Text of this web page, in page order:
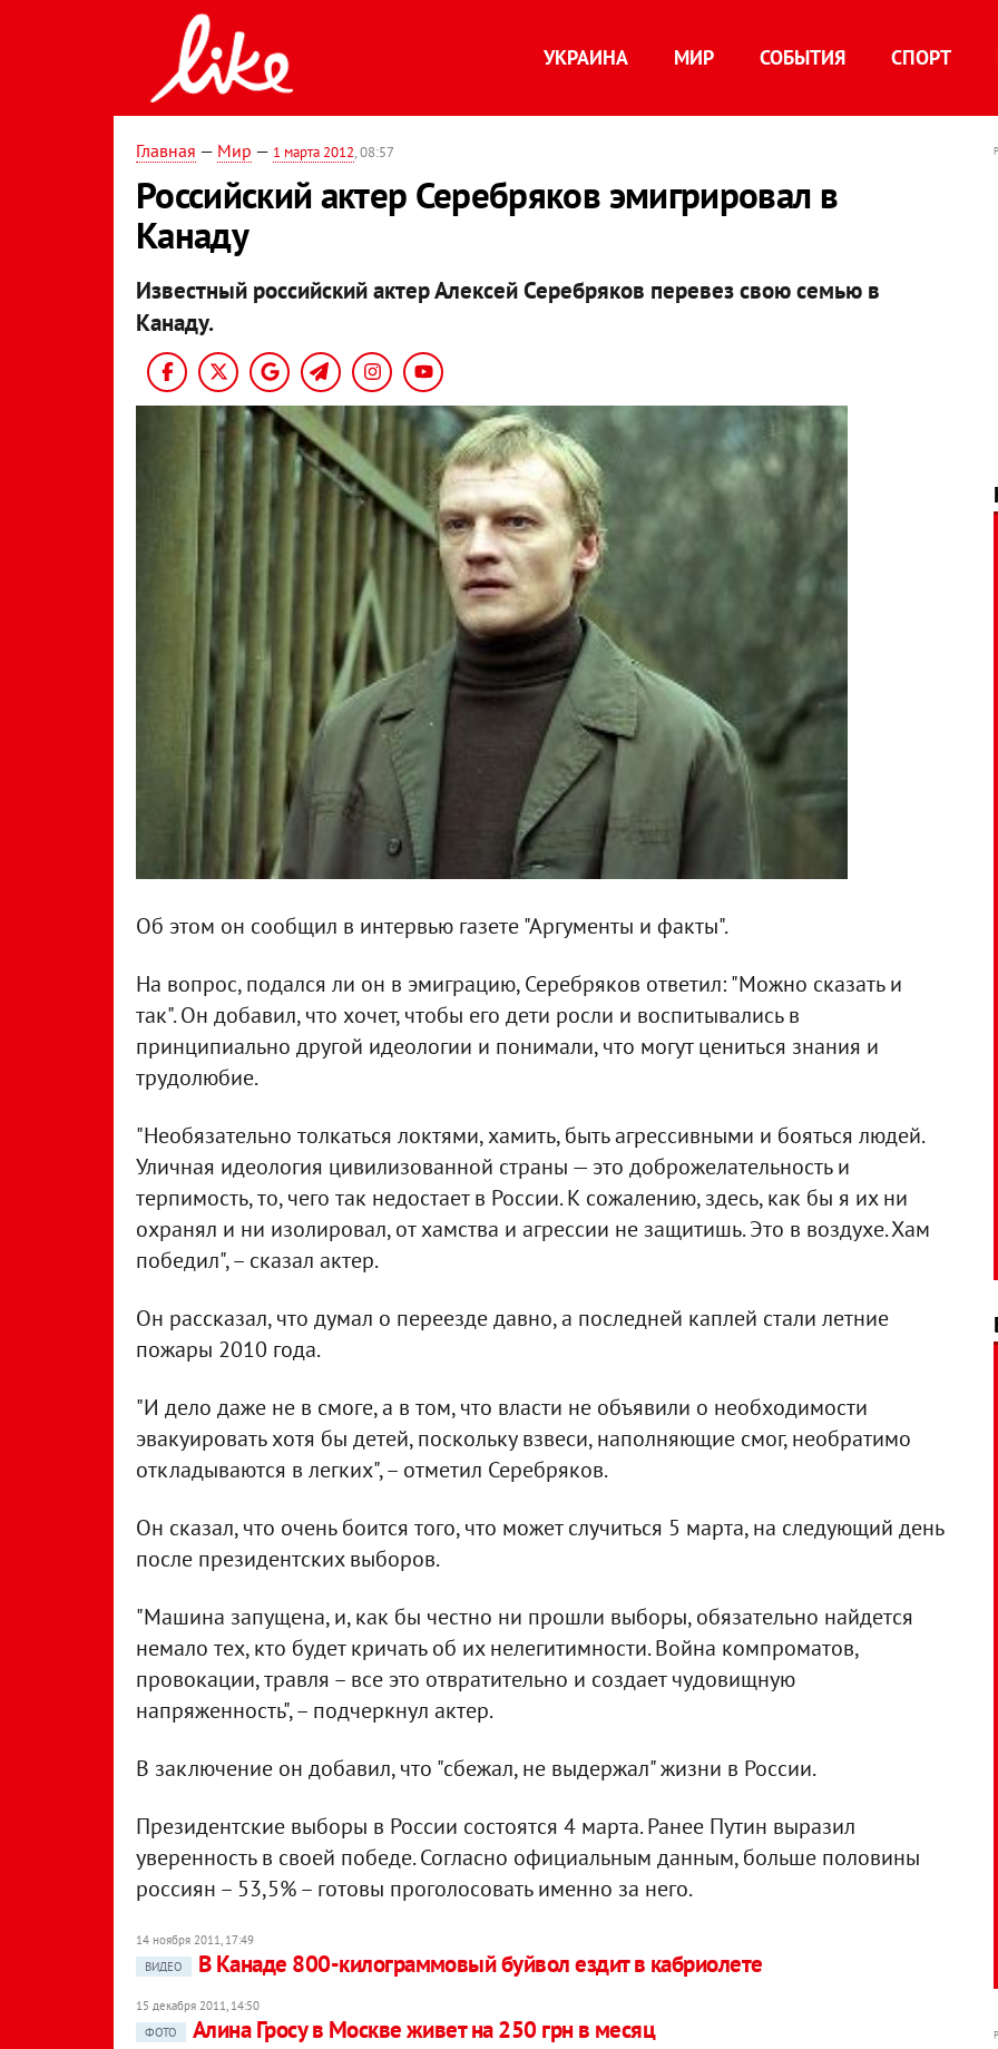
УКРАИНА МИР СОБЫТИЯ СПОРТ
Главная — Мир — 1 марта 2012, 08:57
Российский актер Серебряков эмигрировал в
Канаду
Известный российский актер Алексей Серебряков перевез свою семью в
Канаду.
Об этом он сообщил в интервью газете "Аргументы и факты".
На вопрос, подался ли он в эмиграцию, Серебряков ответил: "Можно сказать и
так". Он добавил, что хочет, чтобы его дети росли и воспитывались в
принципиально другой идеологии и понимали, что могут цениться знания и
трудолюбие.
"Необязательно толкаться локтями, хамить, быть агрессивными и бояться людей.
Уличная идеология цивилизованной страны — это доброжелательность и
терпимость, то, чего так недостает в России. К сожалению, здесь, как бы я их ни
охранял и ни изолировал, от хамства и агрессии не защитишь. Это в воздухе. Хам
победил", – сказал актер.
Он рассказал, что думал о переезде давно, а последней каплей стали летние
пожары 2010 года.
"И дело даже не в смоге, а в том, что власти не объявили о необходимости
эвакуировать хотя бы детей, поскольку взвеси, наполняющие смог, необратимо
откладываются в легких", – отметил Серебряков.
Он сказал, что очень боится того, что может случиться 5 марта, на следующий день
после президентских выборов.
"Машина запущена, и, как бы честно ни прошли выборы, обязательно найдется
немало тех, кто будет кричать об их нелегитимности. Война компроматов,
провокации, травля – все это отвратительно и создает чудовищную
напряженность", – подчеркнул актер.
В заключение он добавил, что "сбежал, не выдержал" жизни в России.
Президентские выборы в России состоятся 4 марта. Ранее Путин выразил
уверенность в своей победе. Согласно официальным данным, больше половины
россиян – 53,5% – готовы проголосовать именно за него.
14 ноября 2011, 17:49
ВИДЕО
В Канаде 800-килограммовый буйвол ездит в кабриолете
15 декабря 2011, 14:50
ФОТО
Алина Гросу в Москве живет на 250 грн в месяц